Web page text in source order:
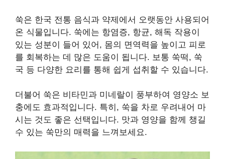
쑥은 한국 전통 음식과 약제에서 오랫동안 사용되어
온 식물입니다. 쑥에는 항염증, 항균, 해독 작용이
있는 성분이 들어 있어, 몸의 면역력을 높이고 피로
를 회복하는 데 많은 도움이 됩니다. 보통 쑥떡, 쑥
국 등 다양한 요리를 통해 쉽게 섭취할 수 있습니다.
더불어 쑥은 비타민과 미네랄이 풍부하여 영양소 보
충에도 효과적입니다. 특히, 쑥을 차로 우려내어 마
시는 것도 좋은 선택입니다. 맛과 영양을 함께 챙길
수 있는 쑥만의 매력을 느껴보세요.